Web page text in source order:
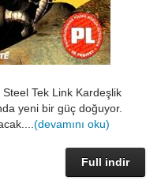
Tek Link Kardeşlik
yeni bir güç doğuyor.
(devamını oku)
Full indir